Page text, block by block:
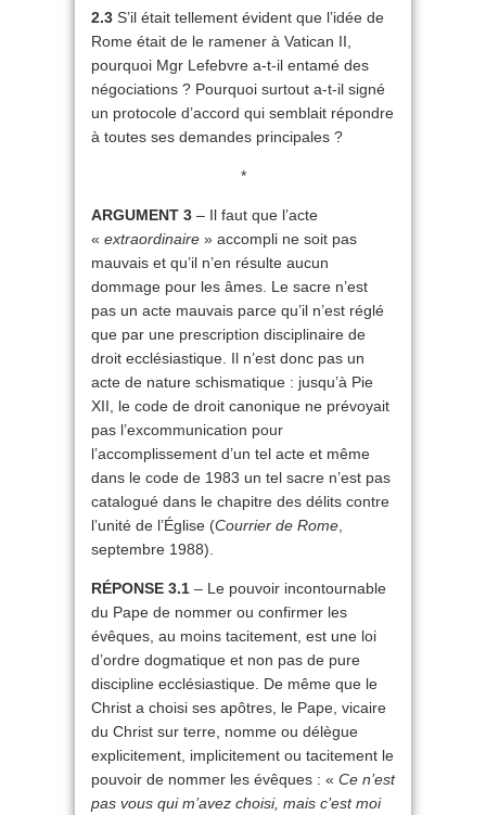
2.3 S’il était tellement évident que l’idée de
Rome était de le ramener à Vatican II,
pourquoi Mgr Lefebvre a-t-il entamé des
négociations ? Pourquoi surtout a-t-il signé
un protocole d’accord qui semblait répondre
à toutes ses demandes principales ?
*
ARGUMENT 3 – Il faut que l’acte
« extraordinaire » accompli ne soit pas
mauvais et qu’il n’en résulte aucun
dommage pour les âmes. Le sacre n’est
pas un acte mauvais parce qu’il n’est réglé
que par une prescription disciplinaire de
droit ecclésiastique. Il n’est donc pas un
acte de nature schismatique : jusqu’à Pie
XII, le code de droit canonique ne prévoyait
pas l’excommunication pour
l’accomplissement d’un tel acte et même
dans le code de 1983 un tel sacre n’est pas
catalogué dans le chapitre des délits contre
l’unité de l’Église (Courrier de Rome
septembre 1988).
RÉPONSE 3.1 – Le pouvoir incontournable
du Pape de nommer ou confirmer les
évêques, au moins tacitement, est une loi
d’ordre dogmatique et non pas de pure
discipline ecclésiastique. De même que le
Christ a choisi ses apôtres, le Pape, vicaire
du Christ sur terre, nomme ou délègue
explicitement, implicitement ou tacitement le
pouvoir de nommer les évêques : « Ce n’est
pas vous qui m’avez choisi, mais c’est moi